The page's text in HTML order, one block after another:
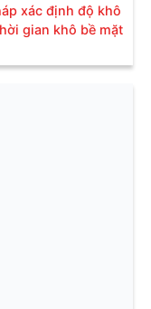
xác định độ khô
gian khô bề mặt